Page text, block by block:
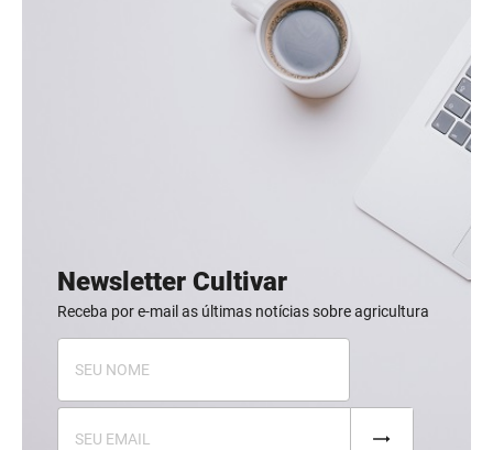
Newsletter Cultivar
Receba por e-mail as últimas notícias sobre agricultura